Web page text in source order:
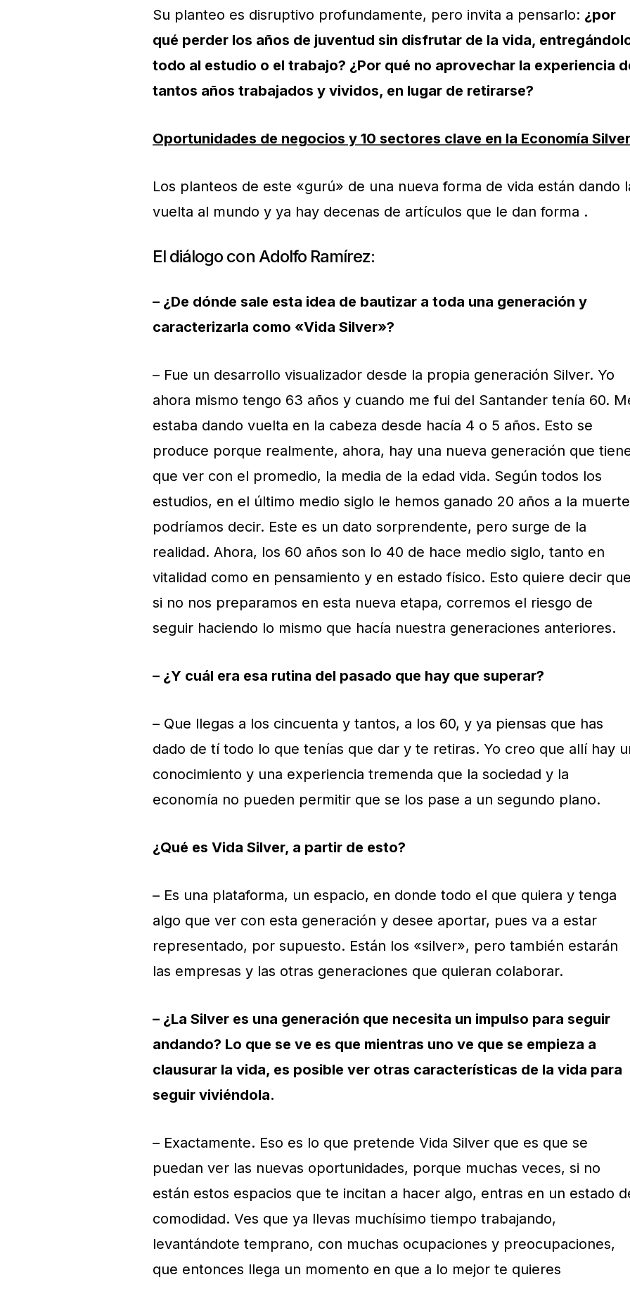
Su planteo es disruptivo profundamente, pero invita a pensarlo: ¿por
qué perder los años de juventud sin disfrutar de la vida,
todo al estudio o el trabajo? ¿Por qué no aprovechar la experiencia
tantos años trabajados y vividos, en lugar de retirarse?
Oportunidades de negocios y 10 sectores clave en la Economía Silver
Los planteos de este «gurú» de una nueva forma de vida están dando
vuelta al mundo y ya hay decenas de artículos que le dan forma .
El diálogo con Adolfo Ramírez:
– ¿De dónde sale esta idea de bautizar a toda una generación y
caracterizarla como «Vida Silver»?
– Fue un desarrollo visualizador desde la propia generación Silver. Yo
ahora mismo tengo 63 años y cuando me fui del Santander tenía 60.
estaba dando vuelta en la cabeza desde hacía 4 o 5 años. Esto se
produce porque realmente, ahora, hay una nueva generación que
que ver con el promedio, la media de la edad vida. Según todos los
estudios, en el último medio siglo le hemos ganado 20 años a la
podríamos decir. Este es un dato sorprendente, pero surge de la
realidad. Ahora, los 60 años son lo 40 de hace medio siglo, tanto en
vitalidad como en pensamiento y en estado físico. Esto quiere decir
si no nos preparamos en esta nueva etapa, corremos el riesgo de
seguir haciendo lo mismo que hacía nuestra generaciones anteriores.
– ¿Y cuál era esa rutina del pasado que hay que superar?
– Que llegas a los cincuenta y tantos, a los 60, y ya piensas que has
dado de tí todo lo que tenías que dar y te retiras. Yo creo que allí hay
conocimiento y una experiencia tremenda que la sociedad y la
economía no pueden permitir que se los pase a un segundo plano.
¿Qué es Vida Silver, a partir de esto?
– Es una plataforma, un espacio, en donde todo el que quiera y tenga
algo que ver con esta generación y desee aportar, pues va a estar
representado, por supuesto. Están los «silver», pero también estarán
las empresas y las otras generaciones que quieran colaborar.
– ¿La Silver es una generación que necesita un impulso para seguir
andando? Lo que se ve es que mientras uno ve que se empieza a
clausurar la vida, es posible ver otras características de la vida para
seguir viviéndola.
– Exactamente. Eso es lo que pretende Vida Silver que es que se
puedan ver las nuevas oportunidades, porque muchas veces, si no
están estos espacios que te incitan a hacer algo, entras en un estado
comodidad. Ves que ya llevas muchísimo tiempo trabajando,
levantándote temprano, con muchas ocupaciones y preocupaciones,
que entonces llega un momento en que a lo mejor te quieres